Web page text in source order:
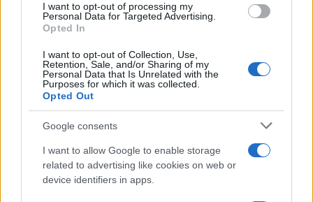
I want to opt-out of processing my
Personal Data for Targeted Advertising.
Opted In
I want to opt-out of Collection, Use,
Retention, Sale, and/or Sharing of my
Personal Data that Is Unrelated with the
Purposes for which it was collected.
Opted Out
Google consents
I want to allow Google to enable storage
related to advertising like cookies on web or
device identifiers in apps.
Come fare una candidatura spontanea: target,
proposta e email
CANDIDATURA